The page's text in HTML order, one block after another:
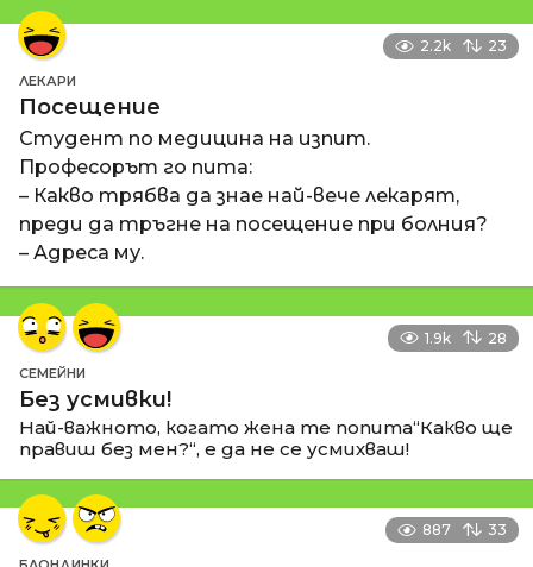
2.2k 23
ЛЕКАРИ
Посещение
Студент по медицина на изпит.
Професорът го пита:
– Какво трябва да знае най-вече лекарят,
преди да тръгне на посещение при болния?
– Адреса му.
1.9k 28
СЕМЕЙНИ
Без усмивки!
Най-важното, когато жена те попита“Какво ще
правиш без мен?“, е да не се усмихваш!
887 33